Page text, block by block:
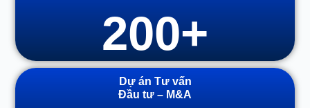
200+
Dự án Tư vấn
Đầu tư – M&A